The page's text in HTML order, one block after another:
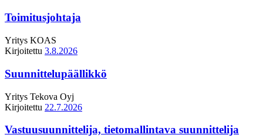
Toimitusjohtaja
Yritys KOAS
Kirjoitettu 3.8.2026
Suunnittelupäällikkö
Yritys Tekova Oyj
Kirjoitettu 22.7.2026
Vastuusuunnittelija, tietomallintava suunnittelija